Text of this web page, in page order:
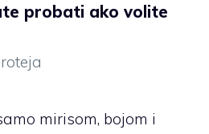
probati ako volite
mirisom, bojom i